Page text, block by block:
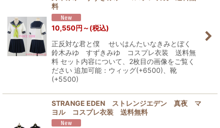
料
10,550円 ～(税込)
正反対な君と僕 せいはんたいなきみとぼく
鈴木みゆ すずきみゆ コスプレ衣装 送料無
料 セット内容について、2枚目の画像をご覧く
ださい 追加可能：ウィッグ(+6500)、靴
(+5500)
STRANGE EDEN ストレンジエデン 真夜 マ
ヨル コスプレ衣装 送料無料